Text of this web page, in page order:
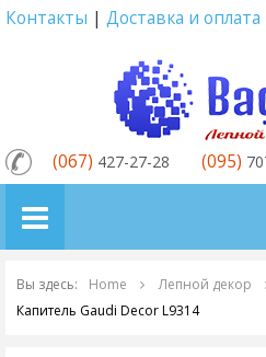
Контакты | Доставка и оплата
(067) 427-27-28 (095)
Вы здесь: Home Лепной декор
Капитель Gaudi Decor L9314